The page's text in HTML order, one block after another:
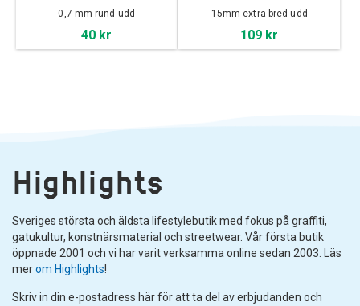
0,7 mm rund udd
40 kr
15mm extra bred udd
109 kr
Highlights
Sveriges största och äldsta lifestylebutik med fokus på graffiti,
gatukultur, konstnärsmaterial och streetwear. Vår första butik
öppnade 2001 och vi har varit verksamma online sedan 2003. Läs
merom Highlights!
Skriv in din e-postadress här för att ta del av erbjudanden och